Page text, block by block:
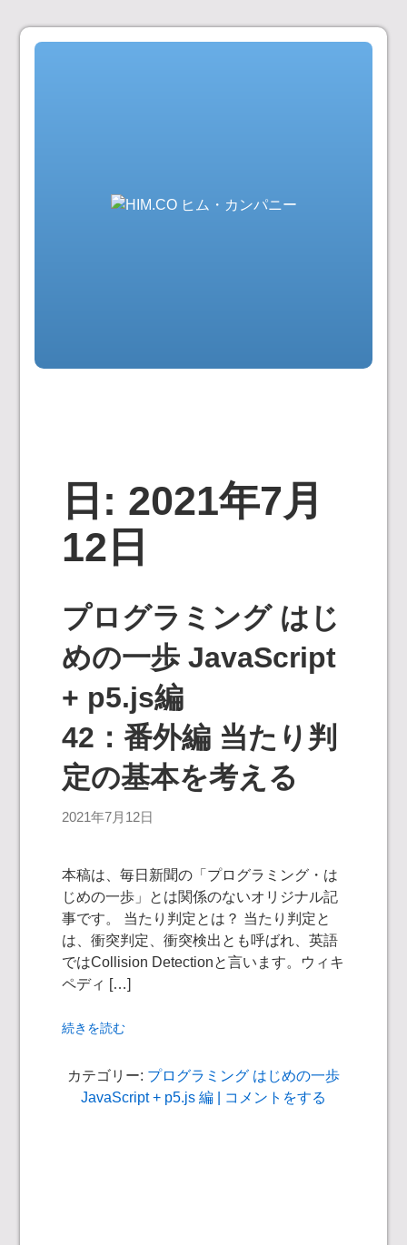
コ
日: 2021年7月
12日
プログラミング はじ
めの一歩 JavaScript
+ p5.js編
42：番外編 当たり判
定の基本を考える
2021年7月12日
本稿は、毎日新聞の「プログラミング・は
じめの一歩」とは関係のないオリジナル記
事です。 当たり判定とは？ 当たり判定と
は、衝突判定、衝突検出とも呼ばれ、英語
ではCollision Detectionと言います。ウィキ
ペディ […]
続きを読む
カテゴリー: プログラミング はじめの一歩
JavaScript + p5.js 編 | コメントをする